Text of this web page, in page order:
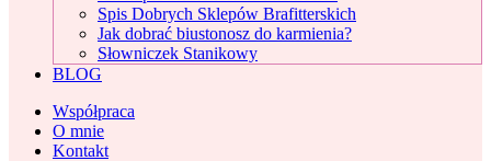
Spis Dobrych Sklepów Brafitterskich
Jak dobrać biustonosz do karmienia?
Słowniczek Stanikowy
BLOG
Współpraca
O mnie
Kontakt